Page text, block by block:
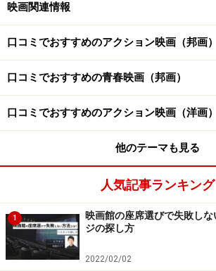
Amazonで見る
※記事内容は執筆時点のものです。最新の内
い。
映画関連情報
口コミでおすすめのアクション映画（邦画）
口コミでおすすめの青春映画（邦画）
口コミでおすすめのアクション映画（洋画）
他のテーマも見る
人気記事ランキング
1
映画館の座席選びで失敗し
ジの探し方
2022/02/02